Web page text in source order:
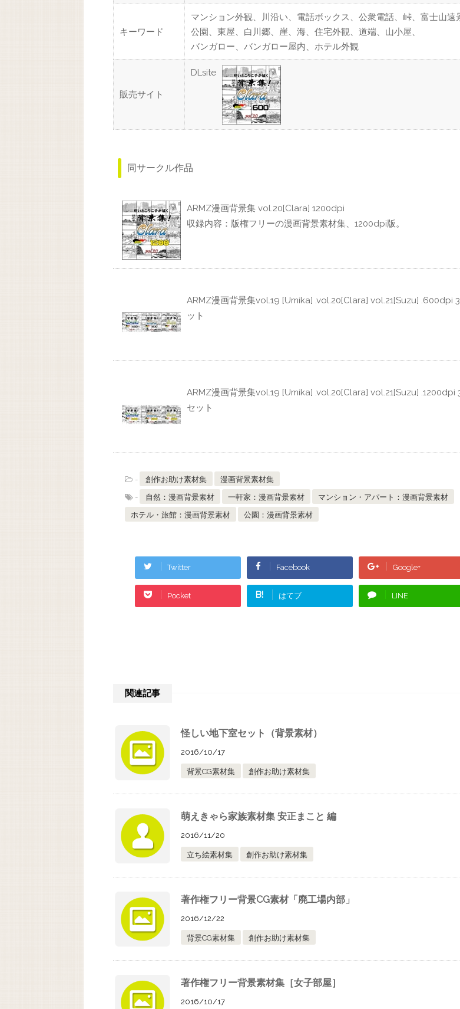
キーワード
マンション外観、川沿い、電話ボックス、公衆電話、峠、富士山遠
公園、東屋、白川郷、崖、海、住宅外観、道端、山小屋、
バンガロー、バンガロー屋内、ホテル外観
販売サイト
DLsite
同サークル作品
ARMZ漫画背景集 vol.20[Clara] 1200dpi
収録内容：版権フリーの漫画背景素材集、1200dpi版。
ARMZ漫画背景集vol.19 [Umika] .vol.20[Clara] vol.21[Suzu] .600dpi
ット
ARMZ漫画背景集vol.19 [Umika] .vol.20[Clara] vol.21[Suzu] .1200dpi
セット
- 創作お助け素材集
漫画背景素材集
-
自然：漫画背景素材 一軒家：漫画背景素材
マンション・アパート：漫画背景素材
ホテル・旅館：漫画背景素材
公園：漫画背景素材
Twitter Facebook Google+
Pocket B! はてブ LINE
関連記事
怪しい地下室セット（背景素材）
2016/10/17
背景CG素材集 創作お助け素材集
萌えきゃら家族素材集 安正まこと 編
2016/11/20
立ち絵素材集 創作お助け素材集
著作権フリー背景CG素材「廃工場内部」
2016/12/22
背景CG素材集 創作お助け素材集
著作権フリー背景素材集［女子部屋］
2016/10/17